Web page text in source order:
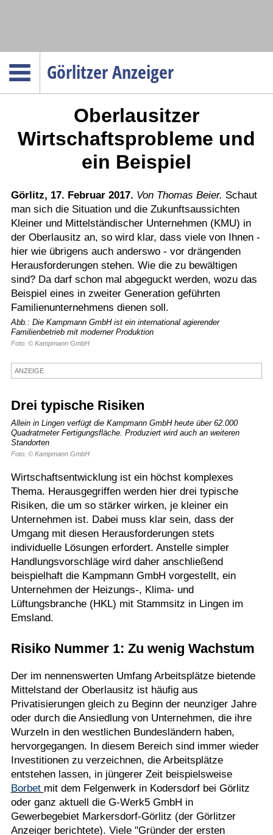
Görlitzer Anzeiger
Gesellschaft
Verkehr
Gesundheit
Kultur
Sport
Termine
Kostenlos
Oberlausitzer
Wirtschaftsprobleme und
ein Beispiel
Görlitz, 17. Februar 2017. Von Thomas Beier. Schaut
man sich die Situation und die Zukunftsaussichten
Kleiner und Mittelständischer Unternehmen (KMU) in
der Oberlausitz an, so wird klar, dass viele von Ihnen -
hier wie übrigens auch anderswo - vor drängenden
Herausforderungen stehen. Wie die zu bewältigen
sind? Da darf schon mal abgeguckt werden, wozu das
Beispiel eines in zweiter Generation geführten
Familienunternehmens dienen soll.
Abb.: Die Kampmann GmbH ist ein international agierender
Familienbetrieb mit moderner Produktion
Foto: © Kampmann GmbH
ANZEIGE
Drei typische Risiken
Allein in Lingen verfügt die Kampmann GmbH heute über 62.000
Quadratmeter Fertigungsfläche. Produziert wird auch an weiteren
Standorten
Foto: © Kampmann GmbH
Wirtschaftsentwicklung ist ein höchst komplexes
Thema. Herausgegriffen werden hier drei typische
Risiken, die um so stärker wirken, je kleiner ein
Unternehmen ist. Dabei muss klar sein, dass der
Umgang mit diesen Herausforderungen stets
individuelle Lösungen erfordert. Anstelle simpler
Handlungsvorschläge wird daher anschließend
beispielhaft die Kampmann GmbH vorgestellt, ein
Unternehmen der Heizungs-, Klima- und
Lüftungsbranche (HKL) mit Stammsitz in Lingen im
Emsland.
Risiko Nummer 1: Zu wenig Wachstum
Der im nennenswerten Umfang Arbeitsplätze bietende
Mittelstand der Oberlausitz ist häufig aus
Privatisierungen gleich zu Beginn der neunziger Jahre
oder durch die Ansiedlung von Unternehmen, die ihre
Wurzeln in den westlichen Bundesländern haben,
hervorgegangen. In diesem Bereich sind immer wieder
Investitionen zu verzeichnen, die Arbeitsplätze
entstehen lassen, in jüngerer Zeit beispielsweise
Borbet mit dem Felgenwerk in Kodersdorf bei Görlitz
oder ganz aktuell die G-Werk5 GmbH in
Gewerbegebiet Markersdorf-Görlitz (der Görlitzer
Anzeiger berichtete). Viele "Gründer der ersten